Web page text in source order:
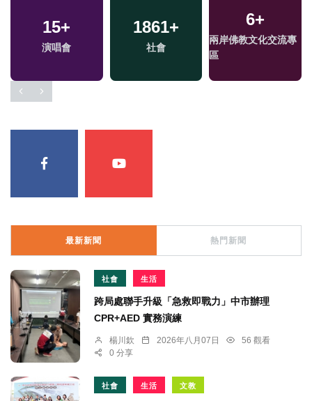
15+
演唱會
1861+
社會
6+
兩岸佛教文化交流專
區
最新新聞 熱門新聞
社會 生活
跨局處聯手升級「急救即戰力」中市辦理
CPR+AED 實務演練
楊川欽 2026年八月07日
56 觀看
0 分享
社會 生活 文教